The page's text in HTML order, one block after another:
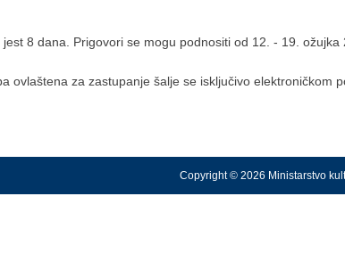
8 dana. Prigovori se mogu podnositi od 12. - 19. ožujka
ovlaštena za zastupanje šalje se isključivo elektroničkom
Copyright © 2026 Ministarstvo